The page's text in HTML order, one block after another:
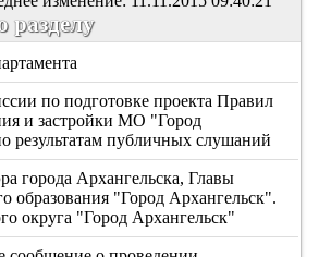
разделу
по подготовке проекта Правил
и застройки МО "Город
результатам публичных слушаний
города Архангельска, Главы
образования "Город Архангельск".
округа "Город Архангельск"